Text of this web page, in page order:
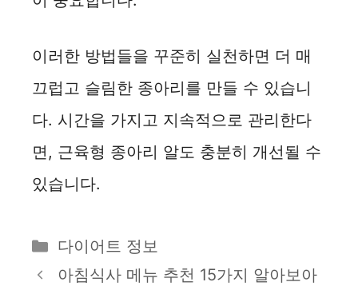
이러한 방법들을 꾸준히 실천하면 더 매
끄럽고 슬림한 종아리를 만들 수 있습니
다. 시간을 가지고 지속적으로 관리한다
면, 근육형 종아리 알도 충분히 개선될 수
있습니다.
카
테
다이어트 정보
아침식사 메뉴 추천 15가지 알아보아